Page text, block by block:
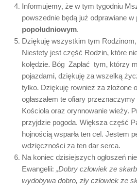
Informujemy, że w tym tygodniu
powszednie będą już odprawiane w
popołudniowym.
Dziękuję wszystkim tym Rodzinom,
Niestety jest część Rodzin, które
kolędzie. Bóg Zapłać tym, którzy
pojazdami, dziękuję za wszelką
tylko. Dziękuję rownież za złożone
ogłaszałem te ofiary
Kościoła oraz orynnowanie wieży.
przyjdzie pogoda. Większa część
hojnością wsparła ten cel. Jestem
wdzięczności za ten dar serca.
Na koniec dzisiejszych ogłoszeń
Ewangelii: „Dobry człowiek ze
wydobywa dobro, zły człowiek ze